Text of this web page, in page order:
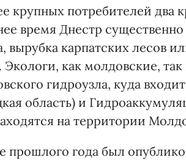
крупных потребителей
время Днестр
вырубка карпатских лесов
Экологи, как молдовские,
гидроузла, куда
область) и
на территории
прошлого года был